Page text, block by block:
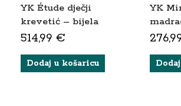
YK Étude dječji
krevetić – bijela
514,99 €
Dodaj u košaricu
YK
–